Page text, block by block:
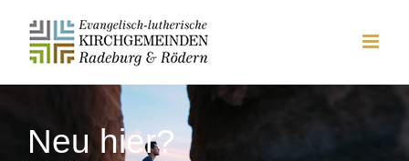
Inhalt
springen
Neu hier?